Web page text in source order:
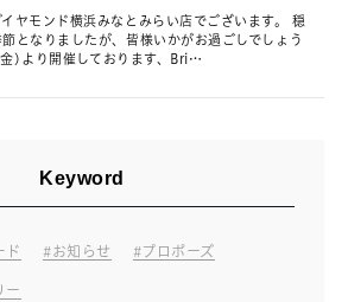
ヤモンド横浜みなとみらい店でございます。 穏
となりましたが、皆様いかがお過ごしでしょう
)より開催しております、Bri…
Keyword
ド お知らせ プロポーズ
ー